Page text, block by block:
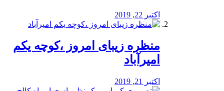
اکتبر 22, 2019
منظره‌‌ زیبای امروز ،کوچه یکم
امیرآباد
اکتبر 21, 2019